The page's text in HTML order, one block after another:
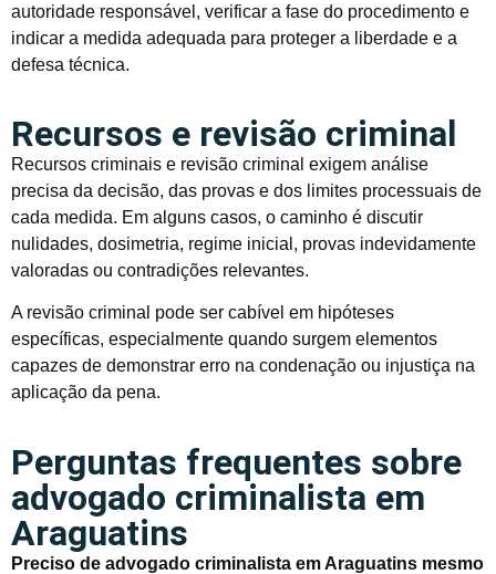
autoridade responsável, verificar a fase do procedimento e
indicar a medida adequada para proteger a liberdade e a
defesa técnica.
Recursos e revisão criminal
Recursos criminais e revisão criminal exigem análise
precisa da decisão, das provas e dos limites processuais de
cada medida. Em alguns casos, o caminho é discutir
nulidades, dosimetria, regime inicial, provas indevidamente
valoradas ou contradições relevantes.
A revisão criminal pode ser cabível em hipóteses
específicas, especialmente quando surgem elementos
capazes de demonstrar erro na condenação ou injustiça na
aplicação da pena.
Perguntas frequentes sobre
advogado criminalista em
Araguatins
Preciso de advogado criminalista em Araguatins mesmo